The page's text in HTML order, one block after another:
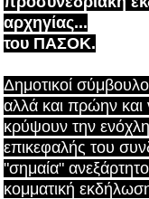
αρχηγίας...
του ΠΑΣΟΚ.
Δημοτικοί
αλλά και πρώην
κρύψουν την
επικεφαλής του
"σημαία"
κομματική